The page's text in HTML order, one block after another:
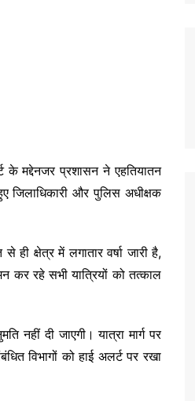
के मद्देनजर प्रशासन ने एहतियातन
जिलाधिकारी और पुलिस अधीक्षक
क्षेत्र में लगातार वर्षा जारी है,
कर रहे सभी यात्रियों को तत्काल
दी जाएगी। यात्रा मार्ग पर
विभागों को हाई अलर्ट पर रखा